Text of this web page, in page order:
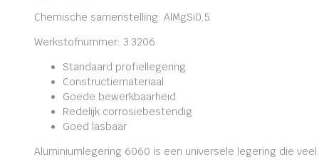
Chemische samenstelling: AlMgSi0,5
Werkstofnummer: 3.3206
Standaard profiellegering
Constructiemateriaal
Goede bewerkbaarheid
Redelijk corrosiebestendig
Goed lasbaar
Aluminiumlegering 6060 is een universele legering die